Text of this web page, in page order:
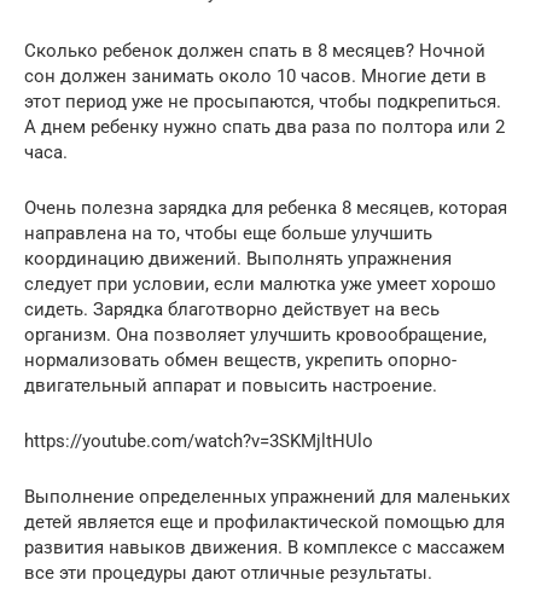
Сколько ребенок должен спать в 8 месяцев? Ночной
сон должен занимать около 10 часов. Многие дети в
этот период уже не просыпаются, чтобы подкрепиться.
А днем ребенку нужно спать два раза по полтора или 2
часа.
Очень полезна зарядка для ребенка 8 месяцев, которая
направлена на то, чтобы еще больше улучшить
координацию движений. Выполнять упражнения
следует при условии, если малютка уже умеет хорошо
сидеть. Зарядка благотворно действует на весь
организм. Она позволяет улучшить кровообращение,
нормализовать обмен веществ, укрепить опорно-
двигательный аппарат и повысить настроение.
https://youtube.com/watch?v=3SKMjltHUlo
Выполнение определенных упражнений для маленьких
детей является еще и профилактической помощью для
развития навыков движения. В комплексе с массажем
все эти процедуры дают отличные результаты.